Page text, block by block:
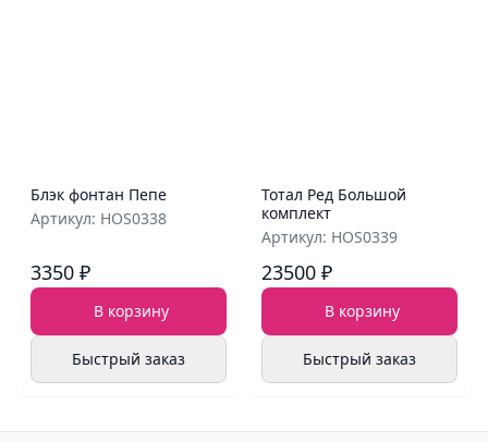
Блэк фонтан Пепе
Артикул: HOS0338
3350 ₽
В корзину
Быстрый заказ
Тотал Ред Большой
комплект
Артикул: HOS0339
23500 ₽
В корзину
Быстрый заказ